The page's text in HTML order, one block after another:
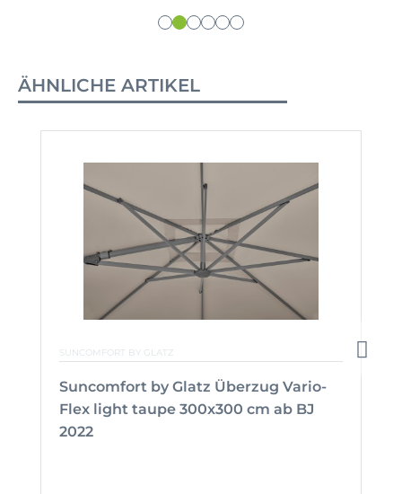
ÄHNLICHE ARTIKEL
SUNCOMFORT BY GLATZ
Suncomfort by Glatz Überzug Vario-
Flex light taupe 300x300 cm ab BJ
2022